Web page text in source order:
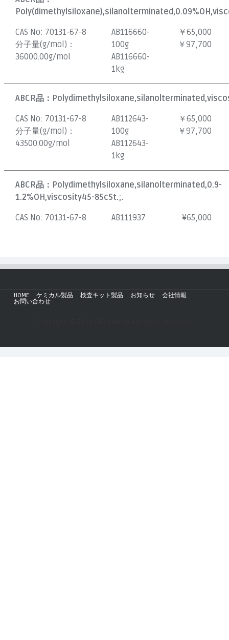
CAS No: 70131-67-8
分子量(g/mol)：
36000.00g/mol
AB116660-
100g
AB116660-
1kg
￥65,000
￥97,700
ABCR品：
CAS No: 70131-67-8
分子量(g/mol)：
43500.00g/mol
AB112643-
100g
AB112643-
1kg
￥65,000
￥97,700
ABCR品： Polydimethylsiloxane,silanolterminated,0.9-
1.2%OH,viscosity45-85cSt.;.
CAS No: 70131-67-8 AB111937 ¥65,000
HOME ケミカル製品 検査キット製品 お知らせ
会社情報
お問い合わせ